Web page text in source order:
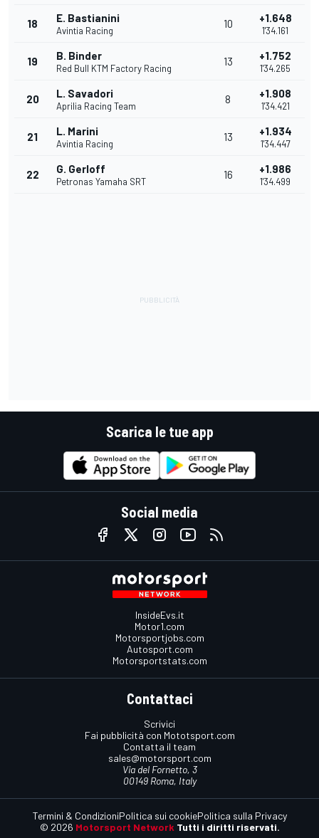
18 E. Bastianini
Avintia Racing
10 +1.648
1'34.161
19 B. Binder
Red Bull KTM Factory Racing
13 +1.752
1'34.265
20 L. Savadori
Aprilia Racing Team
8 +1.908
1'34.421
21 L. Marini
Avintia Racing
13 +1.934
1'34.447
22 G. Gerloff
Petronas Yamaha SRT
16 +1.986
1'34.499
Scarica le tue app
Social media
InsideEvs.it
Motor1.com
Motorsportjobs.com
Autosport.com
Motorsportstats.com
Contattaci
Scrivici
Fai pubblicità con Mototsport.com
Contatta il team
sales@motorsport.com
Via del Fornetto, 3
00149 Roma, Italy
© 2026 Motorsport Network Tutti i diritti riservati.
Termini & CondizioniPolitica sui cookiePolitica sulla Privacy